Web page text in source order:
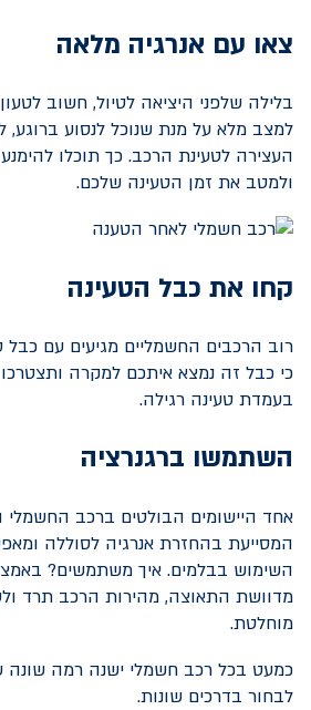
צאו עם אנרגיה מלאה
בלילה שלפני היציאה לטיול, חשוב
למצב מלא על מנת שנוכל לנסוע ברוגע,
העצירה לטעינת הרכב. כך תוכלו
ולמטב את זמן הטעינה שלכם.
קחו את כבל הטעינה
רוב הרכבים החשמליים מגיעים עם כבל
כי כבל זה נמצא איתכם למקרה
בעמדת טעינה רגילה.
השתמשו ברגנרציה
אחד היישומים הבולטים ברכב החשמלי
המסייעת בהחזרת אנרגיה לסוללה
השימוש בבלמים. איך משתמשים?
מדוושת התאוצה, מהירות הרכב תרד
מוחלטת.
כמעט בכל רכב חשמלי ישנה רמה שונה
לבחור בדרכים שונות.